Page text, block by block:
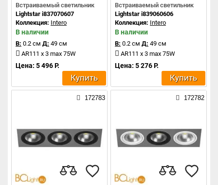
Встраиваемый светильник
Lightstar i837070607
Коллекция: Intero
В наличии
В: 0.2 см Д: 49 см
AR111 x 3 max 75W
Цена: 5 496 Р.
Купить
Встраиваемый светильник
Lightstar i839060606
Коллекция: Intero
В наличии
В: 0.2 см Д: 49 см
AR111 x 3 max 75W
Цена: 5 276 Р.
Купить
172783 172782